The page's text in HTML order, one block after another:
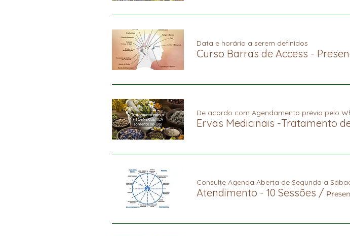
Data e horário a serem definidos
De acordo com Agendamento prévio pelo
Consulte Agenda Aberta de Segunda a
Atendimento - 10 Sessões /